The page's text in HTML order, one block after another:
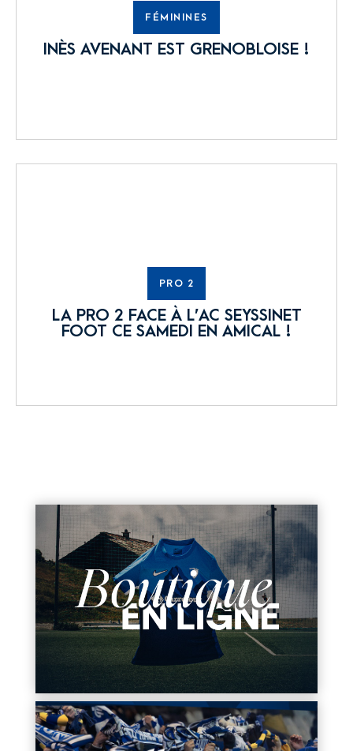
FÉMININES
INÈS AVENANT EST GRENOBLOISE !
PRO 2
LA PRO 2 FACE À L’AC SEYSSINET
FOOT CE SAMEDI EN AMICAL !